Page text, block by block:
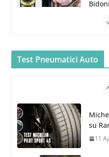
5
Car
26
Azoto
26
Test Pneumatici Auto
2026:
Bild,